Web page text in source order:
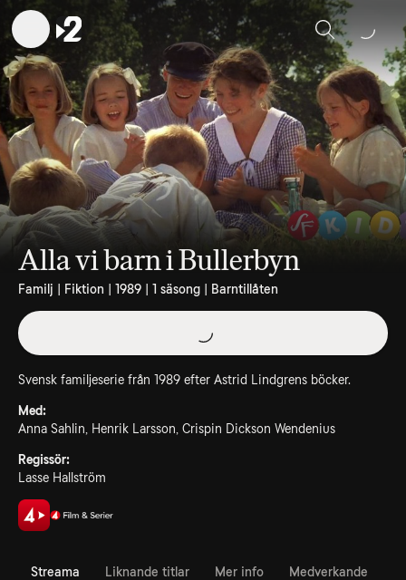
Sök
Alla vi barn i Bullerbyn
Familj | Fiktion | 1989 | 1 säsong | Barntillåten
Svensk familjeserie från 1989 efter Astrid Lindgrens böcker.
Med:
Anna Sahlin, Henrik Larsson, Crispin Dickson Wendenius
Regissör:
Lasse Hallström
Streama Liknande titlar Mer info Medverkande